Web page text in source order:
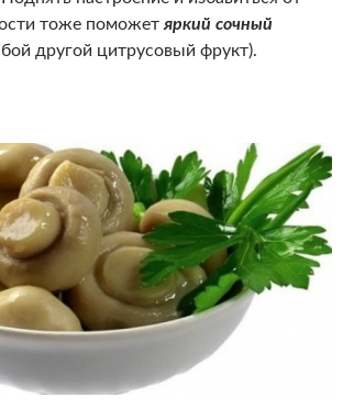
тоже поможетяркий сочный
другой цитрусовый фрукт).